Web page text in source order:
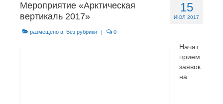
Новости
МО ГО «Воркута»
15
ИЮЛ 2017
Мероприятие «Арктическая
вертикаль 2017»
размещено в: Без рубрики 0
Начат
прием
заявок
на